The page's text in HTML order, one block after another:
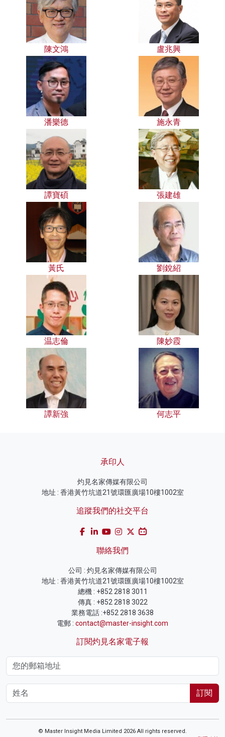
陳文鴻 盧兆興
潘樂德 施永青
譚寶碩 張建雄
黃氏 劉銳紹
温志倫 陳妙霞
譚新強 何志平
承印人
灼見名家傳媒有限公司
地址 : 香港黃竹坑道21號環匯廣場10樓1002室
追蹤我們的社交平台
聯絡我們
公司 : 灼見名家傳媒有限公司
地址 : 香港黃竹坑道21號環匯廣場10樓1002室
總機 : +852 2818 3011
傳真 : +852 2818 3022
業務電話 :+852 2818 3638
電郵 : contact@master-insight.com
訂閱灼見名家電子報
訂閱
© Master Insight Media Limited 2026 All rights reserved.